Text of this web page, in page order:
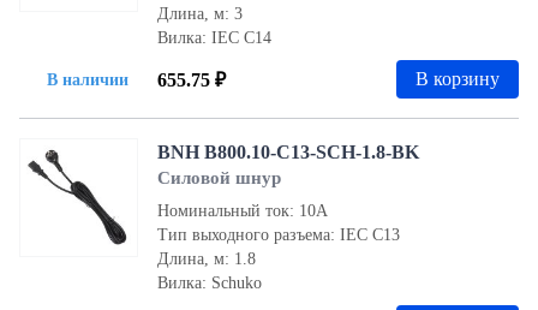
В наличии
Длина, м: 3
Вилка: IEC С14
655.75 ₽ В корзину
BNH B800.10-C13-SСH-1.8-BK
Силовой шнур
Номинальный ток: 10А
Тип выходного разъема: IEC С13
Длина, м: 1.8
Вилка: Schuko